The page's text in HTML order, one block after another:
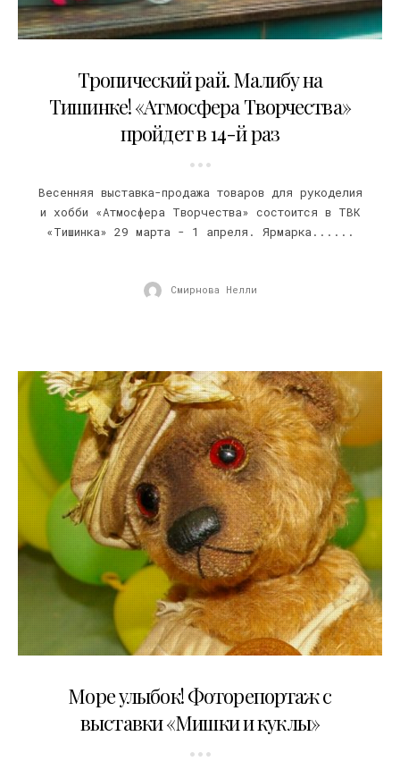
Тропический рай. Малибу на
Тишинке! «Атмосфера Творчества»
пройдет в 14-й раз
Весенняя выставка-продажа товаров для рукоделия
и хобби «Атмосфера Творчества» состоится в ТВК
«Тишинка» 29 марта - 1 апреля. Ярмарка......
Смирнова Нелли
Море улыбок! Фоторепортаж с
выставки «Мишки и куклы»